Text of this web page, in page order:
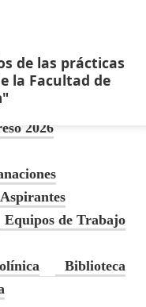
de las prácticas
la Facultad de
2026
Equipos de Trabajo
Biblioteca